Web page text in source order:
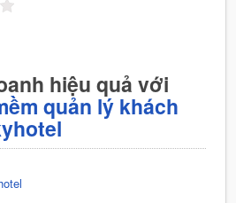
hiệu quả với
quản lý khách